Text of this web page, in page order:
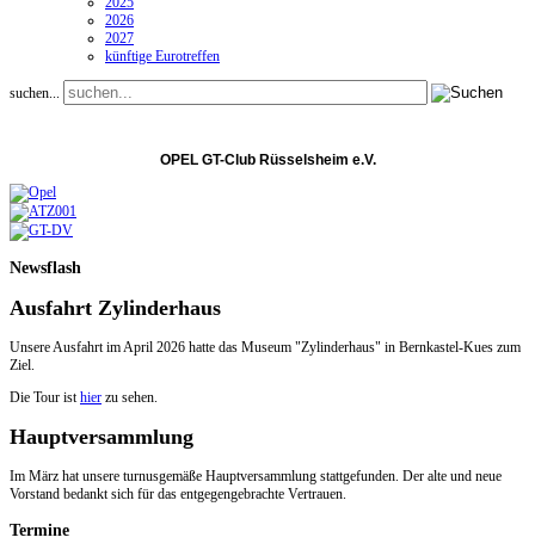
2026
2027
künftige Eurotreffen
suchen...
OPEL GT-Club Rüsselsheim e.V.
Newsflash
Ausfahrt Zylinderhaus
Unsere Ausfahrt im April 2026 hatte das Museum "Zylinderhaus" in Bernkastel-Kues zum
Ziel.
Die Tour isthier zu sehen.
Hauptversammlung
Im März hat unsere turnusgemäße Hauptversammlung stattgefunden. Der alte und neue
Vorstand bedankt sich für das entgegengebrachte Vertrauen.
Termine